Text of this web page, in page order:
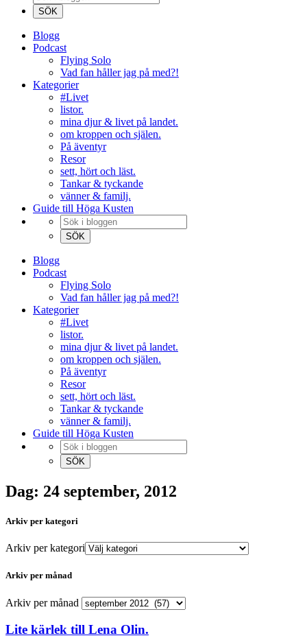
Blogg
Podcast
Flying Solo
Vad fan håller jag på med?!
Kategorier
#Livet
listor.
mina djur & livet på landet.
om kroppen och själen.
På äventyr
Resor
sett, hört och läst.
Tankar & tyckande
vänner & familj.
Guide till Höga Kusten
Blogg
Podcast
Flying Solo
Vad fan håller jag på med?!
Kategorier
#Livet
listor.
mina djur & livet på landet.
om kroppen och själen.
På äventyr
Resor
sett, hört och läst.
Tankar & tyckande
vänner & familj.
Guide till Höga Kusten
Dag: 24 september, 2012
Arkiv per kategori
Arkiv per kategori
Arkiv per månad
Arkiv per månad
Lite kärlek till Lena Olin.